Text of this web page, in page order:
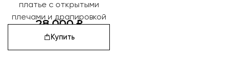
платье с открытыми
плечами и драпировкой
28 000₽
Купить